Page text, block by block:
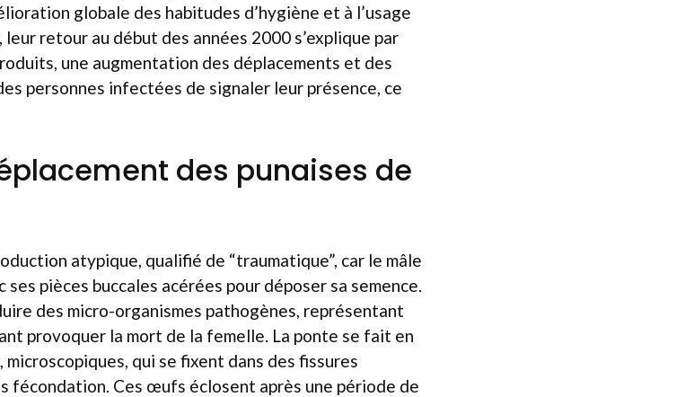
globale des habitudes d’hygiène et à l’usage
retour au début des années 2000 s’explique par
une augmentation des déplacements et des
personnes infectées de signaler leur présence, ce
des punaises de
atypique, qualifié de “traumatique”, car le mâle
ses pièces buccales acérées pour déposer sa semence.
des micro-organismes pathogènes, représentant
provoquer la mort de la femelle. La ponte se fait en
qui se fixent dans des fissures
fécondation. Ces œufs éclosent après une période de